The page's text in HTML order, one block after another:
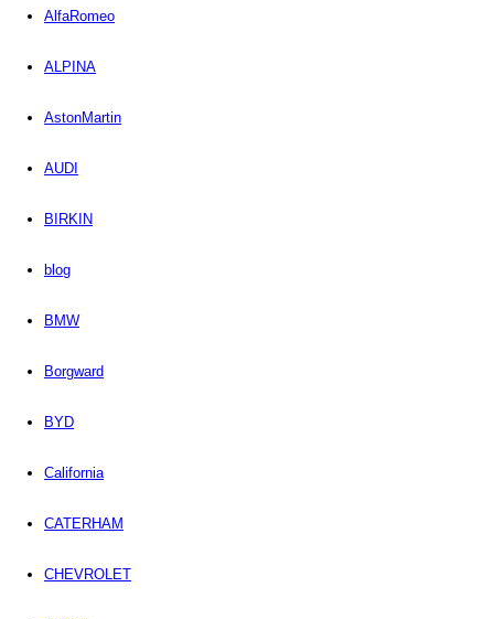
AlfaRomeo
ALPINA
AstonMartin
AUDI
BIRKIN
blog
BMW
Borgward
BYD
California
CATERHAM
CHEVROLET